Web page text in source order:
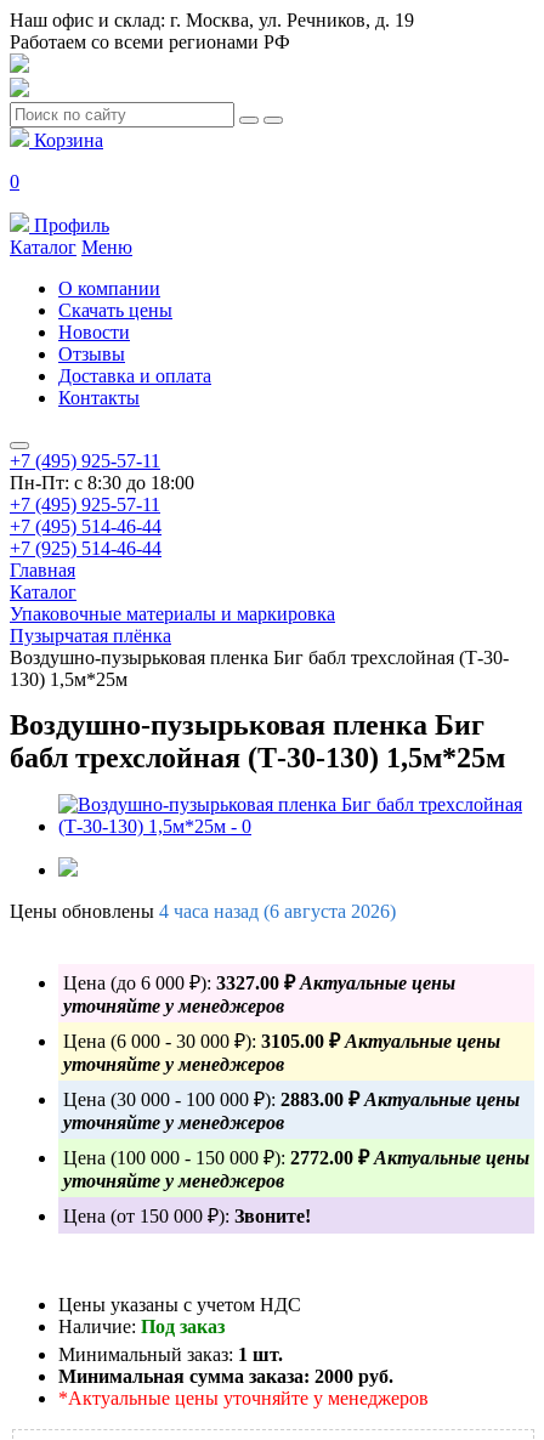
Наш офис и склад: г. Москва, ул. Речников, д. 19
Работаем со всеми регионами РФ
Корзина
0
Профиль
Каталог Меню
О компании
Скачать цены
Новости
Отзывы
Доставка и оплата
Контакты
+7 (495) 925-57-11
Пн-Пт: с 8:30 до 18:00
+7 (495) 925-57-11
+7 (495) 514-46-44
+7 (925) 514-46-44
Главная
Каталог
Упаковочные материалы и маркировка
Пузырчатая плёнка
Воздушно-пузырьковая пленка Биг бабл трехслойная (Т-30-
130) 1,5м*25м
Воздушно-пузырьковая пленка Биг
бабл трехслойная (Т-30-130) 1,5м*25м
Цены обновлены 4 часа назад (6 августа 2026)
Цена (до 6 000 ₽): 3327.00 ₽Актуальные цены
уточняйте у менеджеров
Цена (6 000 - 30 000 ₽): 3105.00 ₽Актуальные цены
уточняйте у менеджеров
Цена (30 000 - 100 000 ₽): 2883.00 ₽Актуальные цены
уточняйте у менеджеров
Цена (100 000 - 150 000 ₽): 2772.00 ₽Актуальные цены
уточняйте у менеджеров
Цена (от 150 000 ₽): Звоните!
Цены указаны с учетом НДС
Наличие: Под заказ
Минимальный заказ: 1 шт.
Минимальная сумма заказа: 2000 руб.
*Актуальные цены уточняйте у менеджеров